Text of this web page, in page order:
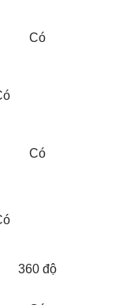
Có
Có
360 độ